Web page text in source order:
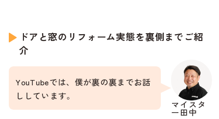
ドアと窓のリフォーム実態を裏側までご紹
介
マイスタ
ー田中
YouTubeでは、僕が裏の裏までお話
ししています。